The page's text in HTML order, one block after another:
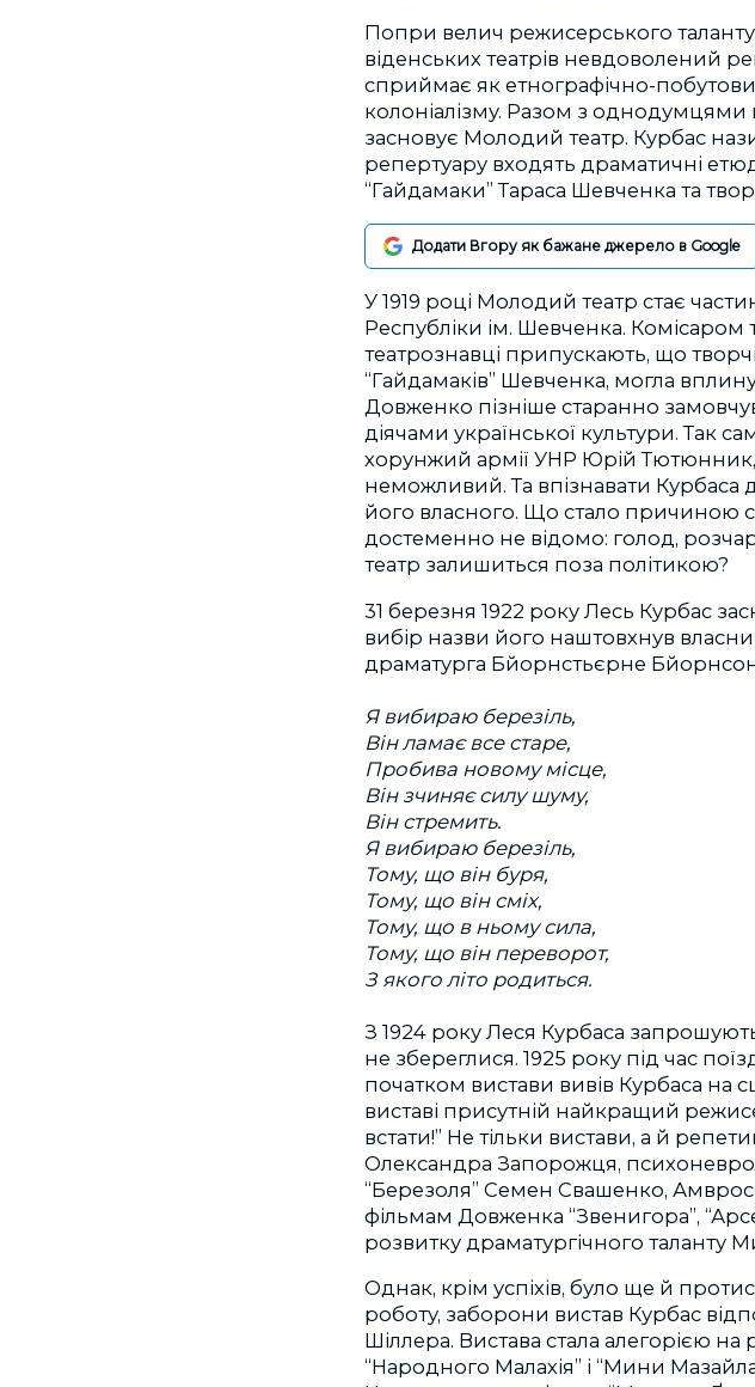
Попри велич режисерського
віденських театрів невдоволений
сприймає як етнографічно-
колоніалізму. Разом з однодумцями
засновує Молодий театр. Курбас
репертуару входять драматичні
“Гайдамаки” Тараса Шевченка та
Додати Вгору як бажане джерело в Google
У 1919 році Молодий театр стає
Республіки ім. Шевченка.
театрознавці припускають, що
“Гайдамаків” Шевченка, могла
Довженко пізніше старанно
діячами української культури. Так
хорунжий армії УНР Юрій Тютюнник,
неможливий. Та впізнавати Курбаса
його власного. Що стало причиною
достеменно не відомо: голод,
театр залишиться поза політикою?
31 березня 1922 року Лесь Курбас
вибір назви його наштовхнув
драматурга Бйорнстьєрне
Я вибираю березіль,
Він ламає все cтape,
Пробива новому місце,
Він зчиняє силу шуму,
Він стремить.
Я вибираю березіль,
Тому, що він буря,
Тому, що він сміх,
Тому, що в ньому сила,
Тому, що він переворот,
З якого літо родиться.
З 1924 року Леся Курбаса
не збереглися. 1925 року під час
початком вистави вивів Курбаса на
виставі присутній найкращий
встати!” Не тільки вистави, а й
Олександра Запорожця,
“Березоля” Семен Свашенко,
фільмам Довженка “Звенигора”,
розвитку драматургічного таланту
Однак, крім успіхів, було ще й
роботу, заборони вистав Курбас
Шіллера. Вистава стала алегорією на
“Народного Малахія” і “Мини